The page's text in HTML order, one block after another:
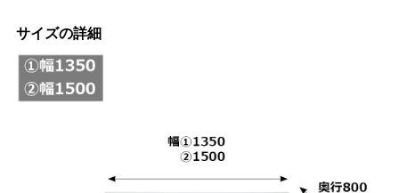
サイズの詳細